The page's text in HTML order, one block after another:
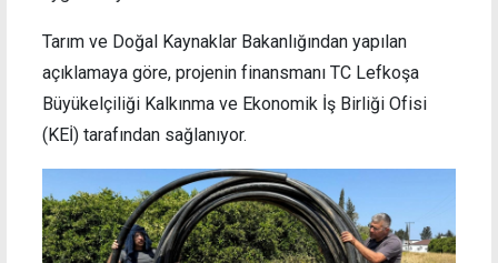
Tarım ve Doğal Kaynaklar Bakanlığından yapılan
açıklamaya göre, projenin finansmanı TC Lefkoşa
Büyükelçiliği Kalkınma ve Ekonomik İş Birliği Ofisi
(KEİ) tarafından sağlanıyor.